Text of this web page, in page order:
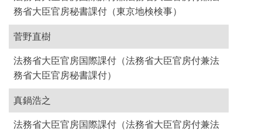
務省大臣官房秘書課付（東京地検検事）
菅野直樹
法務省大臣官房国際課付（法務省大臣官房付兼法
務省大臣官房秘書課付）
真鍋浩之
法務省大臣官房国際課付（法務省大臣官房付兼法